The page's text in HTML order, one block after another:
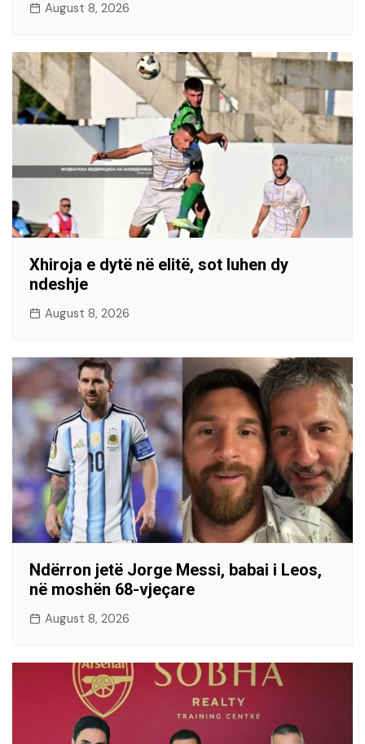
August 8, 2026
Xhiroja e dytë në elitë, sot luhen dy
ndeshje
August 8, 2026
Ndërron jetë Jorge Messi, babai i Leos,
në moshën 68-vjeçare
August 8, 2026